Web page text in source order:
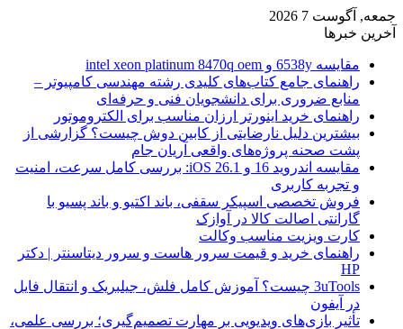
جمعه, آگوست 7 2026
آخرین خبرها
مقایسه 6538y و intel xeon platinum 8470q oem
راهنمای جامع کتاب‌های کلیدی رشته مهندسی کامپیوتر –
منابع ضروری برای دانشجویان فنی و حرفه‌ای
راهنمای خرید اینورتر ارزان مناسب برای الکتروموتور
بیشترین دلیل نارضایتی از کابین دوش چیست؟ گزارشی از
پشت صحنه پروژه‌های واقعی آریان جام
مقایسه اندروید 16 و iOS 26.1: بررسی کامل سرعت، امنیت
و تجربه کاربری
فروش تخصصی اسپیکر سقفی، باند اکتیو و باند پسیو با
گارانتی اصالت کالا در آوازک
کارت ویزیت مناسب وکالت
راهنمای خرید و قیمت سرور هاست و سرور دیتاسنتر | دکتر
HP
3uTools چیست؟ آموزش کامل فلش، جیلبریک و انتقال فایل
در آیفون
تأثیر بازی‌های ویدیویی بر مهارت تصمیم‌گیری؛ بررسی علمی،